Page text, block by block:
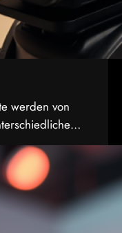
werden von
Dateigröße und
zu den
ist eine
in DCI 4K-
“I” steht für